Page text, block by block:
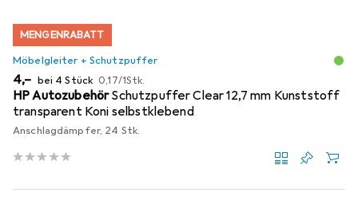
MENGENRABATT
Möbelgleiter + Schutzpuffer
EUR
4,– bei 4 Stück EUR
0,17/1Stk.
HP AutozubehörSchutzpuffer Clear 12,7 mm Kunststoff
transparent Koni selbstklebend
Anschlagdämpfer, 24 Stk.